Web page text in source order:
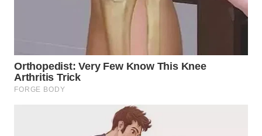
SERDANG
WN